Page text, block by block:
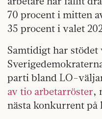
70 procent i mitten
35 procent i valet
Samtidigt har
parti bland LO-
av tio arbetarröster,
nästa konkurrent på